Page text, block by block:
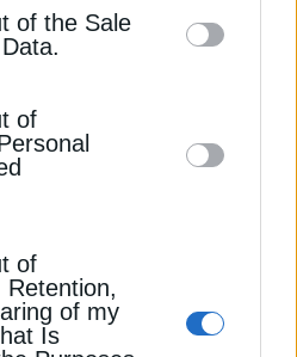
be disclosed by us to
IAB’s List of
parties.
of the Sale
of
of
Retention,
of my
Isοι διασυνδέσεις